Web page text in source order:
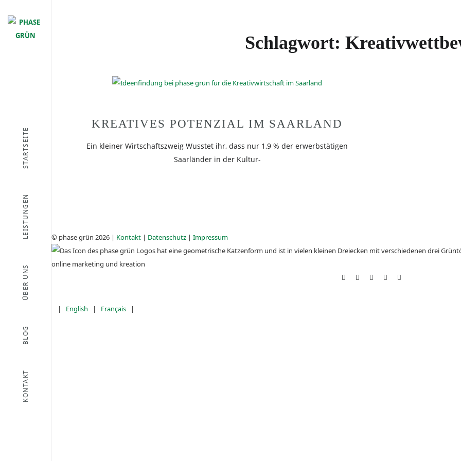
KONTAKT
BLOG
ÜBER UNS
LEISTUNGEN
STARTSEITE
Schlagwort:
KREATIVES POTENZIAL IM SAARLAND
Ein kleiner Wirtschaftszweig Wusstet ihr, dass nur 1,9 % der erwerbstätigen
Saarländer in der Kultur-
© phase grün 2026 | Kontakt | Datenschutz | Impressum
| English | Français |